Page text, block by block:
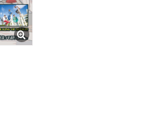
終活商店(通販)
ガチャガチャ